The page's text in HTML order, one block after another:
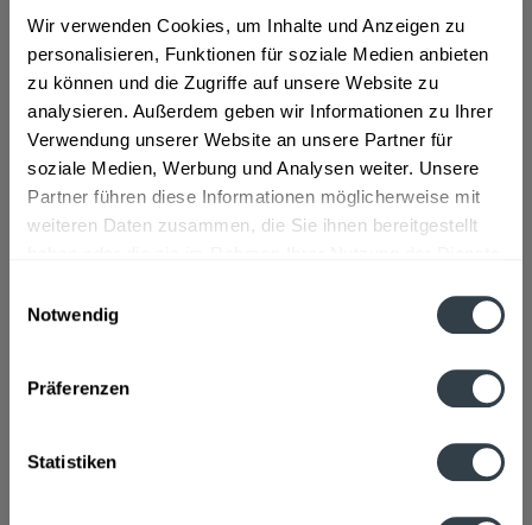
Wir verwenden Cookies, um Inhalte und Anzeigen zu
personalisieren, Funktionen für soziale Medien anbieten
zu können und die Zugriffe auf unsere Website zu
analysieren. Außerdem geben wir Informationen zu Ihrer
Verwendung unserer Website an unsere Partner für
soziale Medien, Werbung und Analysen weiter. Unsere
Partner führen diese Informationen möglicherweise mit
weiteren Daten zusammen, die Sie ihnen bereitgestellt
Notwendig
Präferenzen
Statistiken
ab 2,89 € *
Inhalt:0.25 Liter (11,56 € * / 1 Liter)
inkl. MwSt.ggf. zzgl. Erschwerniszuschlag
Vorrätig
In denWarenkorb
Verfügbar in:
mehr
Beutel"